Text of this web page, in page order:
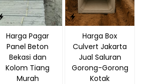
Harga Pagar
Panel Beton
Bekasi dan
Kolom Tiang
Murah
Harga Box
Culvert Jakarta
Jual Saluran
Gorong-Gorong
Kotak